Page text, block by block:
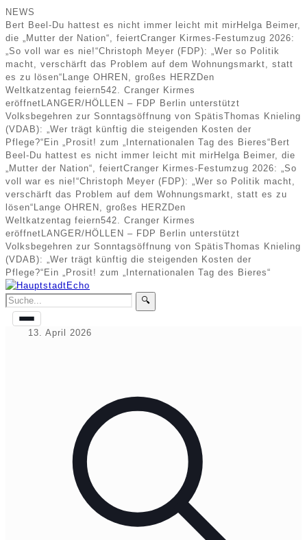
NEWS
Bert Beel-Du hattest es nicht immer leicht mit mir Helga Beimer,
die „Mutter der Nation“, feiertCranger Kirmes-Festumzug 2026:
„So voll war es nie!“Christoph Meyer (FDP): „Wer so Politik
macht, verschärft das Problem auf dem Wohnungsmarkt, statt
es zu lösen“ Lange OHREN, großes HERZ Den
Weltkatzentag feiern542. Cranger Kirmes
eröffnet LANGER/HÖLLEN – FDP Berlin unterstützt
Volksbegehren zur Sonntagsöffnung von SpätisThomas Knieling
(VDAB): „Wer trägt künftig die steigenden Kosten der
Pflege?“ Ein „Prosit! zum „Internationalen Tag des Bieres“ Bert
Beel-Du hattest es nicht immer leicht mit mir Helga Beimer, die
„Mutter der Nation“, feiertCranger Kirmes-Festumzug 2026: „So
voll war es nie!“Christoph Meyer (FDP): „Wer so Politik macht,
verschärft das Problem auf dem Wohnungsmarkt, statt es zu
lösen“ Lange OHREN, großes HERZ Den
Weltkatzentag feiern542. Cranger Kirmes
eröffnet LANGER/HÖLLEN – FDP Berlin unterstützt
Volksbegehren zur Sonntagsöffnung von SpätisThomas Knieling
(VDAB): „Wer trägt künftig die steigenden Kosten der
Pflege?“ Ein „Prosit! zum „Internationalen Tag des Bieres“
🔍
13. April 2026